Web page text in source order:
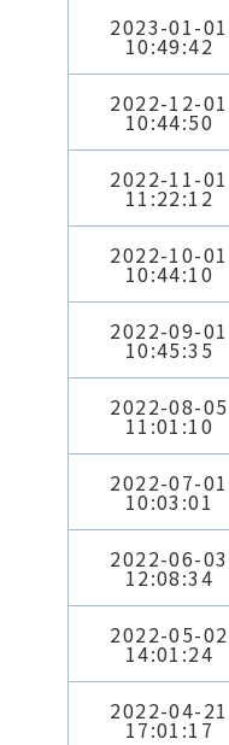
2023-01-01
10:49:42
2022-12-01
10:44:50
2022-11-01
11:22:12
2022-10-01
10:44:10
2022-09-01
10:45:35
2022-08-05
11:01:10
2022-07-01
10:03:01
2022-06-03
12:08:34
2022-05-02
14:01:24
2022-04-21
17:01:17